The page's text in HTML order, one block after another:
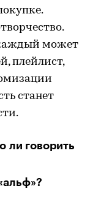
каждый может
плейлист,
станет
ли говорить